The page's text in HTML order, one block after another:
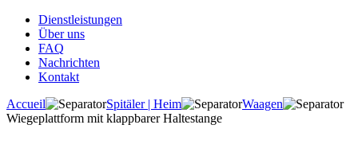
Dienstleistungen
Über uns
FAQ
Nachrichten
Kontakt
Accueil
Spitäler | Heim
Waagen
Wiegeplattform mit klappbarer Haltestange